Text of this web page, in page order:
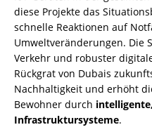
diese Projekte das
schnelle Reaktionen auf
Umweltveränderungen. Die
Verkehr und robuster
Rückgrat von Dubais
Nachhaltigkeit und erhöht
Bewohner durch
Infrastruktursysteme.